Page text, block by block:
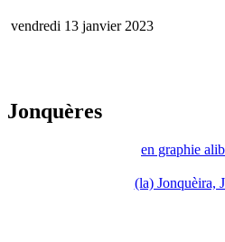
vendredi 13 janvier 2023
Jonquères
en graphie
(la) Jonquèira,